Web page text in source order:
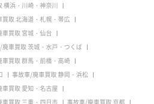
横浜・川崎・神奈川
取 北海道・札幌・帯広
買取 宮城・仙台
廃車買取 茨城・水戸・つくば
車買取 群馬・前橋・高崎
事故車/廃車買取 静岡・浜松
買取 愛知・名古屋